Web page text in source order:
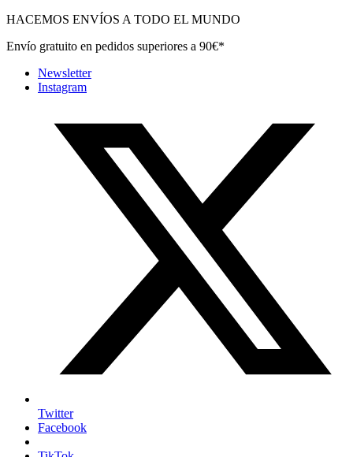
HACEMOS ENVÍOS A TODO EL MUNDO
Envío gratuito en pedidos superiores a 90€*
Newsletter
Instagram
Twitter
Facebook